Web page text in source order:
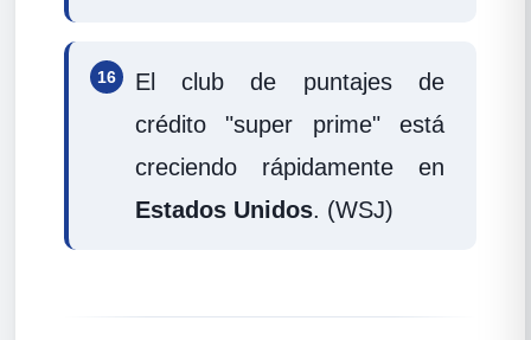
16
El club de puntajes de
crédito "super prime" está
creciendo rápidamente en
Estados Unidos. (WSJ)